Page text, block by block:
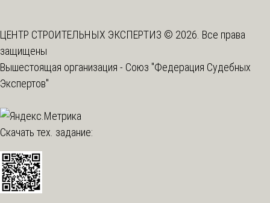
ЦЕНТР СТРОИТЕЛЬНЫХ ЭКСПЕРТИЗ © 2026. Все права
защищены
Вышестоящая организация - Союз "Федерация Судебных
Экспертов"
Скачать тех. задание: